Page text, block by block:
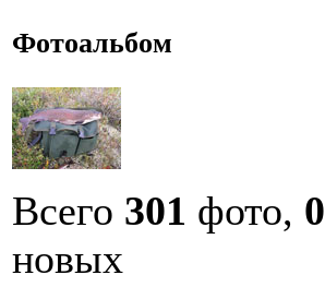
Фотоальбом
Всего 301 фото, 0
новых